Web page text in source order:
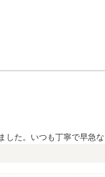
た。いつも丁寧で早急